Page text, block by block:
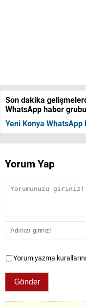
Son dakika
WhatsApp haber
Yeni Konya WhatsApp
Yorum Yap
Yorum yazma